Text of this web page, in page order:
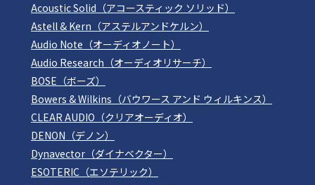
Acoustic Solid（アコースティック ソリッド）
Astell & Kern（アステルアンドケルン）
Audio Note（オーディオノート）
Audio Research（オーディオリサーチ）
BOSE（ボーズ）
Bowers & Wilkins（バウワース アンド ウィルキンス）
CLEAR AUDIO（クリアオーディオ）
DENON（デノン）
Dynavector（ダイナベクター）
ESOTERIC（エソテリック）